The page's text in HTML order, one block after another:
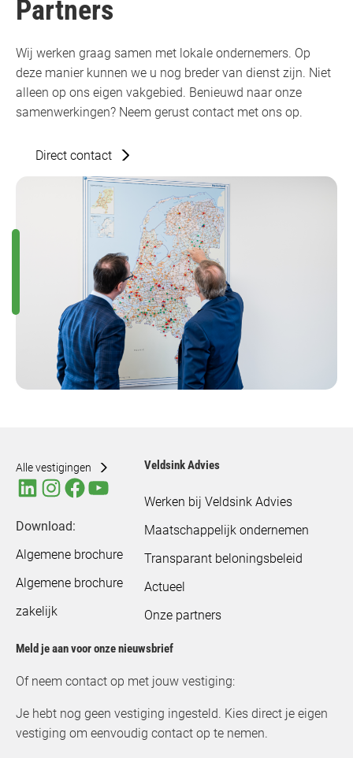
Partners
Wij werken graag samen met lokale ondernemers. Op
deze manier kunnen we u nog breder van dienst zijn. Niet
alleen op ons eigen vakgebied. Benieuwd naar onze
samenwerkingen? Neem gerust contact met ons op.
Direct contact
Alle vestigingen
Download:
Algemene brochure
Algemene brochure
zakelijk
Veldsink Advies
Werken bij Veldsink Advies
Maatschappelijk ondernemen
Transparant beloningsbeleid
Actueel
Onze partners
Meld je aan voor onze nieuwsbrief
Of neem contact op met jouw vestiging:
Je hebt nog geen vestiging ingesteld. Kies direct je eigen
vestiging om eenvoudig contact op te nemen.